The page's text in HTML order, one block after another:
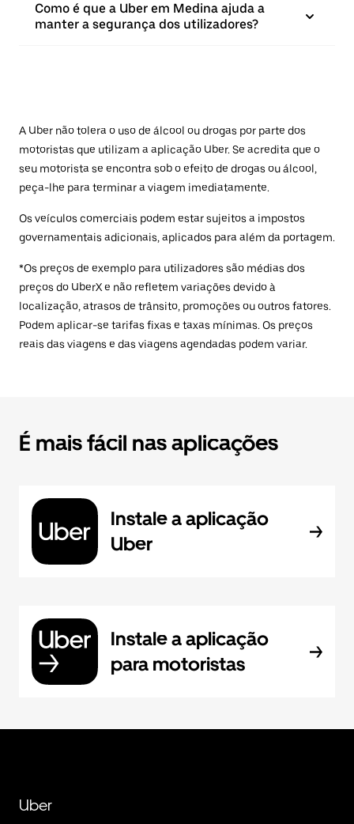
Como é que a Uber em Medina ajuda a
manter a segurança dos utilizadores?
A Uber não tolera o uso de álcool ou drogas por parte dos
motoristas que utilizam a aplicação Uber. Se acredita que o
seu motorista se encontra sob o efeito de drogas ou álcool,
peça-lhe para terminar a viagem imediatamente.
Os veículos comerciais podem estar sujeitos a impostos
governamentais adicionais, aplicados para além da portagem.
*Os preços de exemplo para utilizadores são médias dos
preços do UberX e não refletem variações devido à
localização, atrasos de trânsito, promoções ou outros fatores.
Podem aplicar-se tarifas fixas e taxas mínimas. Os preços
reais das viagens e das viagens agendadas podem variar.
É mais fácil nas aplicações
Instale a aplicação
Uber
Instale a aplicação
para motoristas
Uber